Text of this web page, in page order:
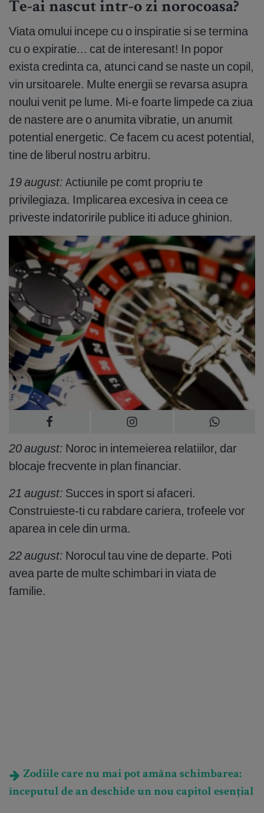
Te-ai nascut intr-o zi norocoasa?
Viata omului incepe cu o inspiratie si se termina
cu o expiratie... cat de interesant! In popor
exista credinta ca, atunci cand se naste un copil,
vin ursitoarele. Multe energii se revarsa asupra
noului venit pe lume. Mi-e foarte limpede ca ziua
de nastere are o anumita vibratie, un anumit
potential energetic. Ce facem cu acest potential,
tine de liberul nostru arbitru.
19 august: Actiunile pe comt propriu te
privilegiaza. Implicarea excesiva in ceea ce
priveste indatoririle publice iti aduce ghinion.
20 august: Noroc in intemeierea relatiilor, dar
blocaje frecvente in plan financiar.
21 august: Succes in sport si afaceri.
Construieste-ti cu rabdare cariera, trofeele vor
aparea in cele din urma.
22 august: Norocul tau vine de departe. Poti
avea parte de multe schimbari in viata de
familie.
Zodiile care nu mai pot amâna schimbarea:
începutul de an deschide un nou capitol esențial